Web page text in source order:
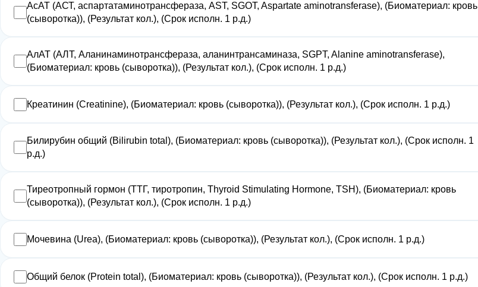
АсАТ (АСТ, аспартатаминотрансфераза, AST, SGOT, Aspartate aminotransferase), (Биоматериал: кровь
(сыворотка)), (Результат кол.), (Срок исполн. 1 р.д.)
АлАТ (АЛТ, Аланинаминотрансфераза, аланинтрансаминаза, SGPT, Alanine aminotransferase),
(Биоматериал: кровь (сыворотка)), (Результат кол.), (Срок исполн. 1 р.д.)
Креатинин (Creatinine), (Биоматериал: кровь (сыворотка)), (Результат кол.), (Срок исполн. 1 р.д.)
Билирубин общий (Bilirubin total), (Биоматериал: кровь (сыворотка)), (Результат кол.), (Срок исполн. 1
р.д.)
Тиреотропный гормон (ТТГ, тиротропин, Thyroid Stimulating Hormone, TSH), (Биоматериал: кровь
(сыворотка)), (Результат кол.), (Срок исполн. 1 р.д.)
Мочевина (Urea), (Биоматериал: кровь (сыворотка)), (Результат кол.), (Срок исполн. 1 р.д.)
Общий белок (Protein total), (Биоматериал: кровь (сыворотка)), (Результат кол.), (Срок исполн. 1 р.д.)